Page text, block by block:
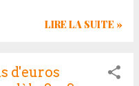
également le
LIRE LA SUITE »
d'euros